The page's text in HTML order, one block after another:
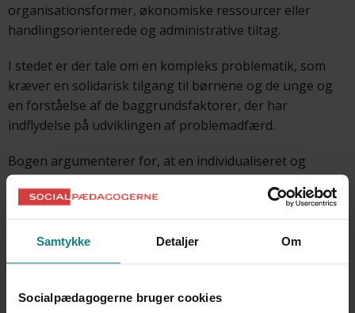
Samtykke Detaljer Om
Socialpædagogerne bruger cookies
organisationsformer, økonomiske ressourcer eller
handlingsorienterede og administrative tiltag.
I stedet er der tale om en kompleks problematik, som
kræver en solidarisk tilgang til børnene og de unge og
en forståelse af de baggrundsfaktorer, der har
indflydelse på udviklingen af problemadfærd.
Bogen argumenterer for, at en individualiseret og
problemorienteret beskrivelse, som er løsrevet fra
sociale og relationelle sammenhænge, vil øge risikoen
unge. Bogen argumenterer yderligere for, at indsatsen
over for problemadfærd er et vigtigt emne for alle, der
om der er tale om et professionelt eller et privat